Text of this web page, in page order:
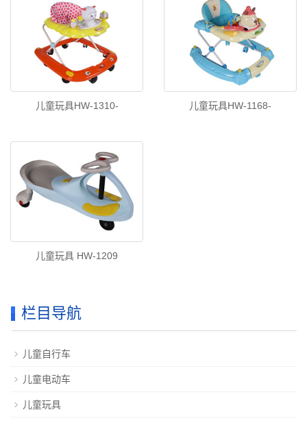
儿童玩具HW-1310- 儿童玩具HW-1168-
儿童玩具 HW-1209
栏目导航
儿童自行车
儿童电动车
儿童玩具